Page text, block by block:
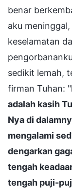
benar
aku
keselamatan
sedikit lemah,
firman Tuhan: "
adalah kasih
Nya di
mengalami
dengarkan
tengah
tengah puji-